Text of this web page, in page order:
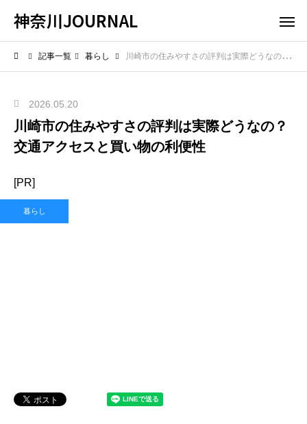
神奈川JOURNAL
記事一覧 暮らし 川崎市の住みやすさの評判は実際どうなの？交通アクセスと買い物の利便性
2026.05.20
川崎市の住みやすさの評判は実際どうなの？
交通アクセスと買い物の利便性
[PR]
暮らし